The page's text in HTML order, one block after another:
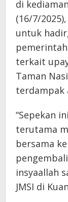
di
(16/7/
untuk
terkait
Taman
terdampak
“Sepekan
terutama
bersama
insyaallah
JMSI di